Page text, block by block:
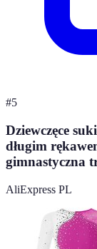
#5
Dziewczęce
długim
gimnastyczna
AliExpress PL